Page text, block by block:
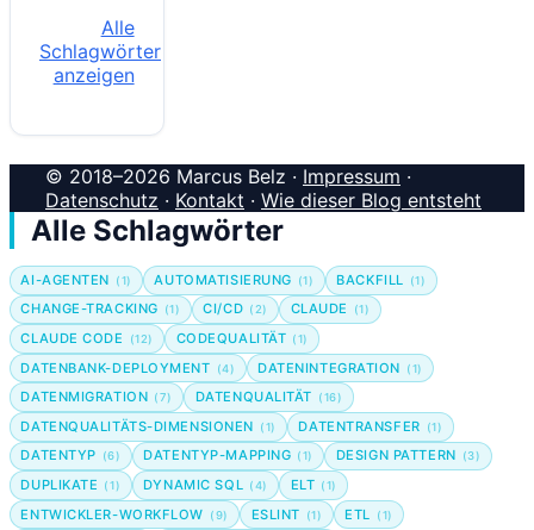
Alle
Schlagwörter
anzeigen
© 2018–2026 Marcus Belz · Impressum ·
Datenschutz · Kontakt · Wie dieser Blog entsteht
Alle Schlagwörter
AI-AGENTEN (1) AUTOMATISIERUNG (1) BACKFILL (1)
CHANGE-TRACKING (1) CI/CD (2) CLAUDE (1)
CLAUDE CODE (12) CODEQUALITÄT (1)
DATENBANK-DEPLOYMENT (4) DATENINTEGRATION (1)
DATENMIGRATION (7) DATENQUALITÄT (16)
DATENQUALITÄTS-DIMENSIONEN (1) DATENTRANSFER (1)
DATENTYP (6) DATENTYP-MAPPING (1) DESIGN PATTERN (3)
DUPLIKATE (1) DYNAMIC SQL (4) ELT (1)
ENTWICKLER-WORKFLOW (9) ESLINT (1) ETL (1)